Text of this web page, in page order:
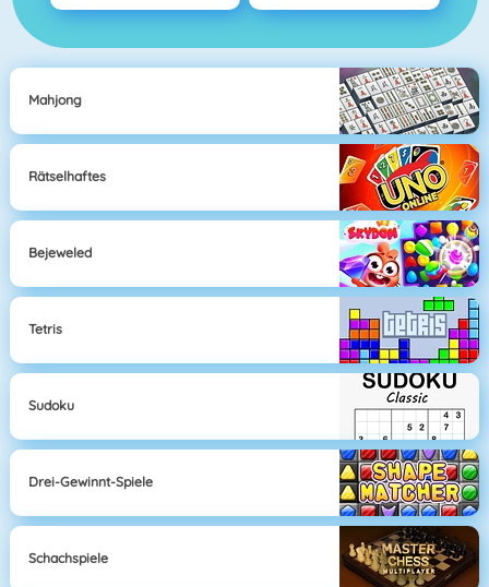
Mahjong
Rätselhaftes
Bejeweled
Tetris
Sudoku
Drei-Gewinnt-Spiele
Schachspiele